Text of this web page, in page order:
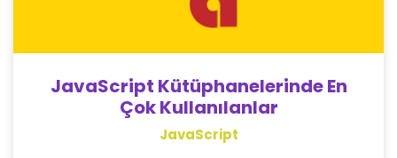
JavaScript Kütüphanelerinde En
Çok Kullanılanlar
JavaScript